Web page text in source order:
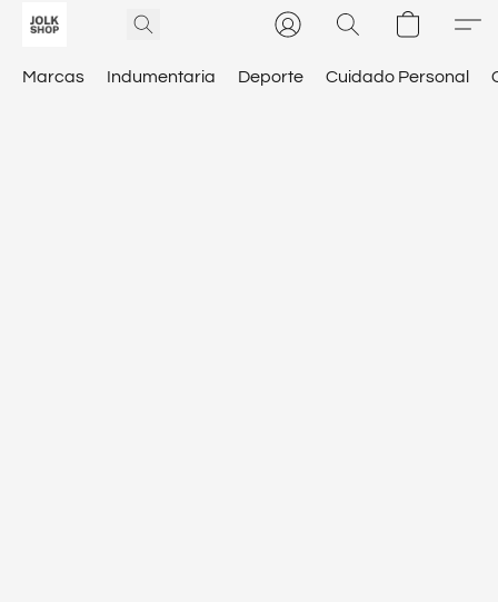
Marcas Indumentaria Deporte Cuidado Personal